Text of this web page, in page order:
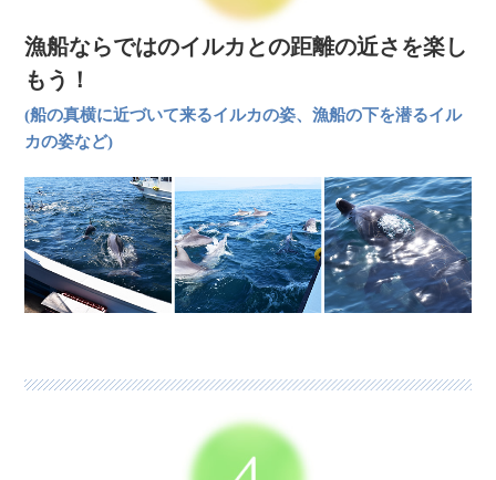
漁船ならではのイルカとの距離の近さを楽し
もう！
(船の真横に近づいて来るイルカの姿、漁船の下を潜るイル
カの姿など)